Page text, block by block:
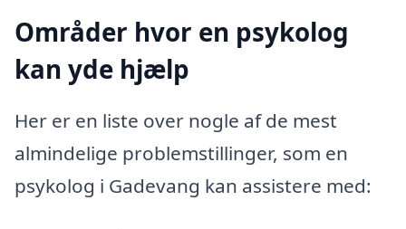
Områder hvor en psykolog
kan yde hjælp
Her er en liste over nogle af de mest
almindelige problemstillinger, som en
psykolog i Gadevang kan assistere med: